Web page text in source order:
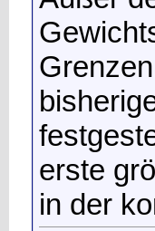
erste
in der